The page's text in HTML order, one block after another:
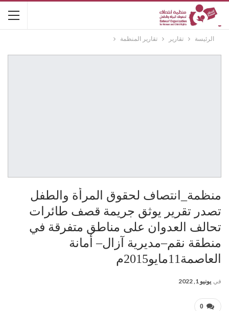
الرئيسة تقارير تقارير المنظمة
منظمة_انتصاف لحقوق المرأة والطفل
تصدر تقرير يوثق جريمة قصف طائرات
تحالف العدوان على مناطق متفرقة في
منطقة نقم–مديرية آزال– أمانة
العاصمة11مايو2015م
في يونيو 1, 2022
0